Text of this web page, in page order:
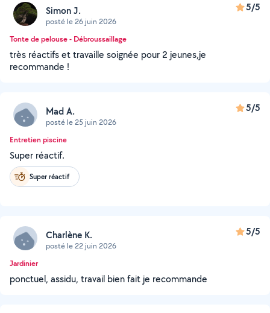
Simon J.
posté le 26 juin 2026
5/5
Tonte de pelouse - Débroussaillage
très réactifs et travaille soignée pour 2 jeunes,je
recommande !
Mad A.
posté le 25 juin 2026
5/5
Entretien piscine
Super réactif.
Super réactif
Charlène K.
posté le 22 juin 2026
5/5
Jardinier
ponctuel, assidu, travail bien fait je recommande